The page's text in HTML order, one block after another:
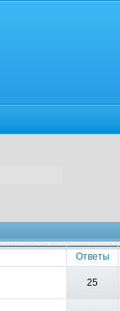
Ответы
25